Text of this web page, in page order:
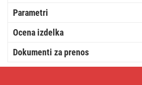
Parametri
Ocena izdelka
Dokumenti za prenos